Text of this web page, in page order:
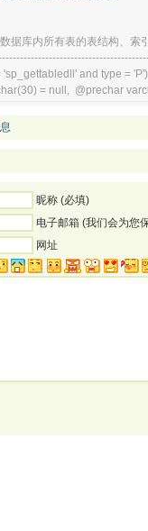
据库内所有表的表结构、
'sp_gettabledll' and type =
= null, @prechar
昵称 (必填)
电子邮箱 (我们会为您
网址